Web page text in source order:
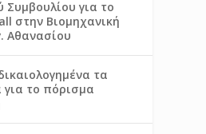
Συμβουλίου για το
στην Βιομηχανική
Αθανασίου
τα
το πόρισμα